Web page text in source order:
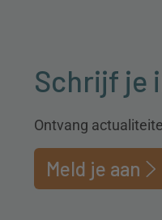
Schrijf je
Ontvang
Meld je aan